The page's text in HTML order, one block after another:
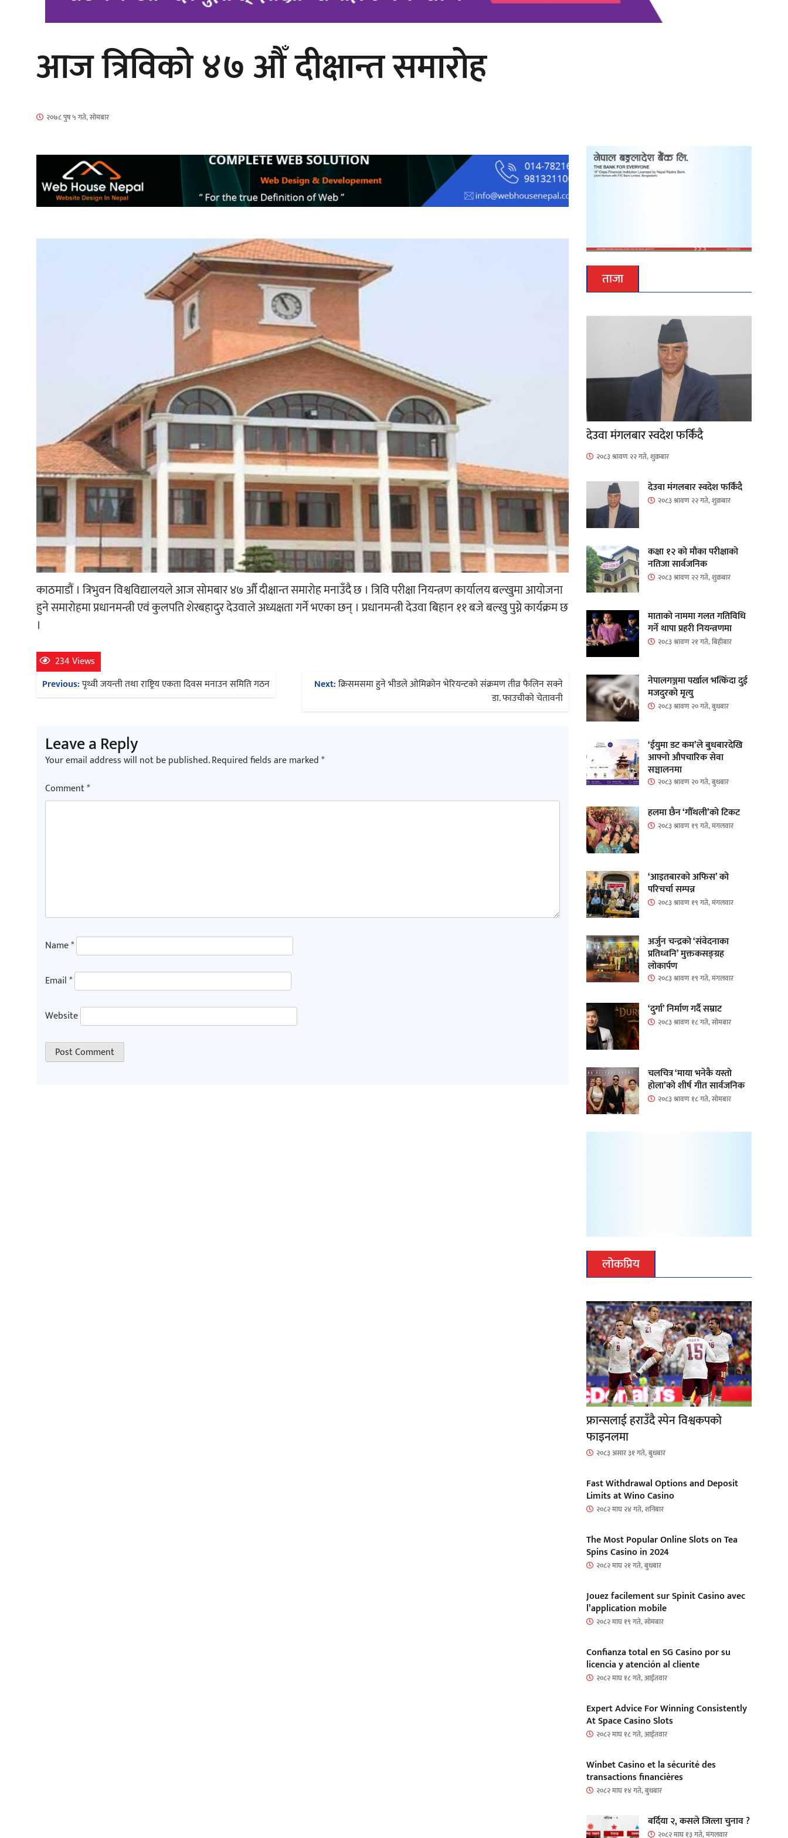
‘आइतबारको अफिस’ को परिचर्चा सम्पन्न
अर्जुन चन्द्रको ‘संवेदनाका प्रतिध्वनि’
मुक्तकसङ्ग्रह लोकार्पण
चलचित्र ‘माया भनेकै यस्तो होला’को शीर्ष
गीत सार्वजनिक
आज त्रिविको ४७ औँ दीक्षान्त समारोह
२०७८ पुष ५ गते, सोमबार
काठमाडौं । त्रिभुवन विश्वविद्यालयले आज सोमबार ४७ औँ दीक्षान्त समारोह मनाउँदै छ । त्रिवि परीक्षा नियन्त्रण कार्यालय बल्खुमा आयोजना
हुने समारोहमा प्रधानमन्त्री एवं कुलपति शेरबहादुर देउवाले अध्यक्षता गर्ने भएका छन् । प्रधानमन्त्री देउवा बिहान ११ बजे बल्खु पुग्ने कार्यक्रम छ
।
234 Views
Post
navigation
Previous:पृथ्वी जयन्ती तथा राष्ट्रिय एकता दिवस मनाउन समिति गठन Next:क्रिसमसमा हुने भीडले ओमिक्रोन भेरियन्टको संक्रमण तीव्र फैलिन सक्ने
डा. फाउचीको चेतावनी
Leave a Reply
Your email address will not be published.Required fields are marked*
Comment*
Name*
Email*
Website
ताजा
देउवा मंगलबार स्वदेश फर्किंदै
२०८३ श्रावण २२ गते, शुक्रबार
देउवा मंगलबार स्वदेश फर्किंदै
२०८३ श्रावण २२ गते, शुक्रबार
कक्षा १२ को मौका परीक्षाको
नतिजा सार्वजनिक
२०८३ श्रावण २२ गते, शुक्रबार
माताकाे नाममा गलत गतिविधि
गर्ने थापा प्रहरी नियन्त्रणमा
२०८३ श्रावण २१ गते, बिहीबार
नेपालगञ्जमा पर्खाल भत्किँदा दुई
मजदुरको मृत्यु
२०८३ श्रावण २० गते, बुधबार
‘ईयुमा डट कम’ले बुधबारदेखि
आफ्नो औपचारिक सेवा
सञ्चालनमा
२०८३ श्रावण २० गते, बुधबार
हलमा छैन ‘गौँथली’को टिकट
२०८३ श्रावण १९ गते, मंगलवार
‘आइतबारको अफिस’ को
परिचर्चा सम्पन्न
२०८३ श्रावण १९ गते, मंगलवार
अर्जुन चन्द्रको ‘संवेदनाका
प्रतिध्वनि’ मुक्तकसङ्ग्रह
लोकार्पण
२०८३ श्रावण १९ गते, मंगलवार
‘दुर्गा’ निर्माण गर्दै सम्राट
२०८३ श्रावण १८ गते, सोमबार
चलचित्र ‘माया भनेकै यस्तो
होला’को शीर्ष गीत सार्वजनिक
२०८३ श्रावण १८ गते, सोमबार
लोकप्रिय
फ्रान्सलाई हराउँदै स्पेन विश्वकपको
फाइनलमा
२०८३ असार ३१ गते, बुधबार
Fast Withdrawal Options and Deposit
Limits at Wino Casino
२०८२ माघ २४ गते, शनिबार
The Most Popular Online Slots on Tea
Spins Casino in 2024
२०८२ माघ २१ गते, बुधबार
Jouez facilement sur Spinit Casino avec
l’application mobile
२०८२ माघ १९ गते, सोमबार
Confianza total en SG Casino por su
licencia y atención al cliente
२०८२ माघ १८ गते, आईतवार
Expert Advice For Winning Consistently
At Space Casino Slots
२०८२ माघ १८ गते, आईतवार
Winbet Casino et la sécurité des
transactions financières
२०८२ माघ १४ गते, बुधबार
बर्दिया २, कसले जित्ला चुनाव ?
२०८२ माघ १३ गते, मंगलवार